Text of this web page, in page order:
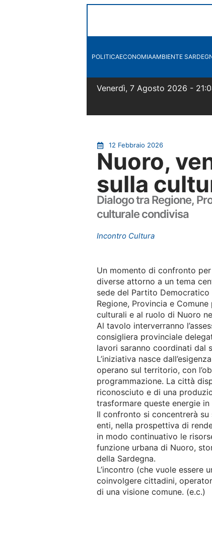
POLITICAECONOMIAAMBIENTE
Venerdì, 7 Agosto 2026 -
12 Febbraio 2026
Nuoro,
sulla
Dialogo tra Regione,
culturale condivisa
Incontro Cultura
Un momento di confronto
diverse attorno a un tema
sede del Partito
Regione, Provincia e
culturali e al ruolo di Nuoro
Al tavolo interverranno
consigliera provinciale
lavori saranno coordinati dal
L’iniziativa nasce
operano sul territorio, con
programmazione. La città
riconosciuto e di una
trasformare queste energie
Il confronto si concentrerà
enti, nella prospettiva di
in modo continuativo le
funzione urbana di Nuoro,
della Sardegna.
L’incontro (che vuole
coinvolgere cittadini,
di una visione comune. (e.c.)